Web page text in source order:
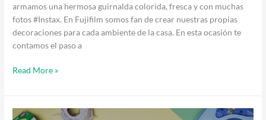
armamos una hermosa guirnalda colorida, fresca y con muchas
fotos #Instax. En Fujifilm somos fan de crear nuestras propias
decoraciones para cada ambiente de la casa. En esta ocasión te
contamos el paso a
Read More »
Cómo